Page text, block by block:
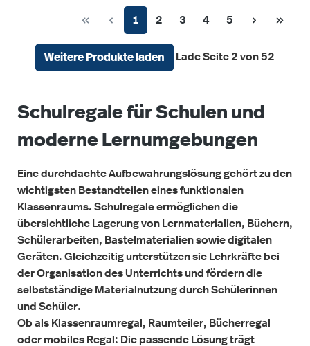
Seite
1 Seite
2 Seite
3 Seite
4 Seite
5
Weitere Produkte laden Lade Seite 2 von 52
Schulregale für Schulen und
moderne Lernumgebungen
Eine durchdachte Aufbewahrungslösung gehört zu den
wichtigsten Bestandteilen eines funktionalen
Klassenraums. Schulregale ermöglichen die
übersichtliche Lagerung von Lernmaterialien, Büchern,
Schülerarbeiten, Bastelmaterialien sowie digitalen
Geräten. Gleichzeitig unterstützen sie Lehrkräfte bei
der Organisation des Unterrichts und fördern die
selbstständige Materialnutzung durch Schülerinnen
und Schüler.
Ob als Klassenraumregal, Raumteiler, Bücherregal
oder mobiles Regal: Die passende Lösung trägt